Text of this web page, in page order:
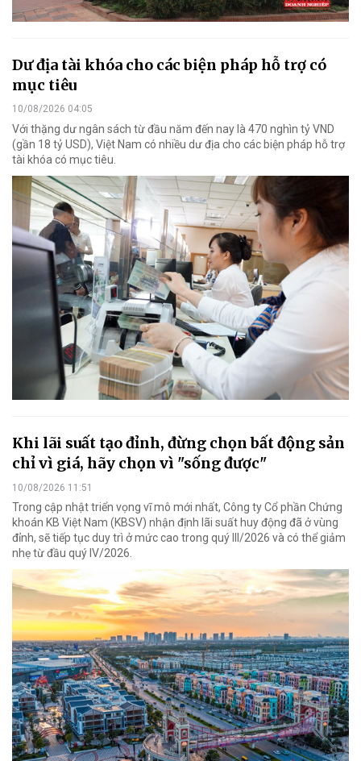
Dư địa tài khóa cho các biện pháp hỗ trợ có
mục tiêu
10/08/2026 04:05
Với thặng dư ngân sách từ đầu năm đến nay là 470 nghìn tỷ VND
(gần 18 tỷ USD), Việt Nam có nhiều dư địa cho các biện pháp hỗ trợ
tài khóa có mục tiêu.
Khi lãi suất tạo đỉnh, đừng chọn bất động sản
chỉ vì giá, hãy chọn vì "sống được"
10/08/2026 11:51
Trong cập nhật triển vọng vĩ mô mới nhất, Công ty Cổ phần Chứng
khoán KB Việt Nam (KBSV) nhận định lãi suất huy động đã ở vùng
đỉnh, sẽ tiếp tục duy trì ở mức cao trong quý III/2026 và có thể giảm
nhẹ từ đầu quý IV/2026.